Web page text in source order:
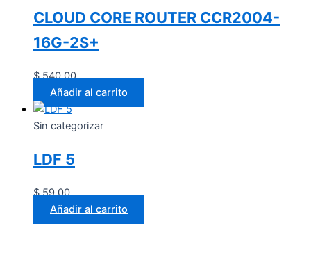
CLOUD CORE ROUTER CCR2004-
16G-2S+
$540.00
Añadir al carrito
Sin categorizar
LDF 5
$59.00
Añadir al carrito